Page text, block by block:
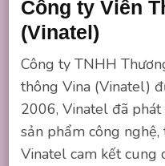
Công ty Viễn
(Vinatel)
Công ty TNHH
thông Vina (Vinatel)
2006, Vinatel đã
sản phẩm công
Vinatel cam kết cung